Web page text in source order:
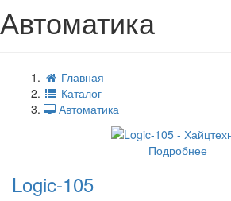
Автоматика
Главная
Каталог
Автоматика
Подробнее
Logic-105